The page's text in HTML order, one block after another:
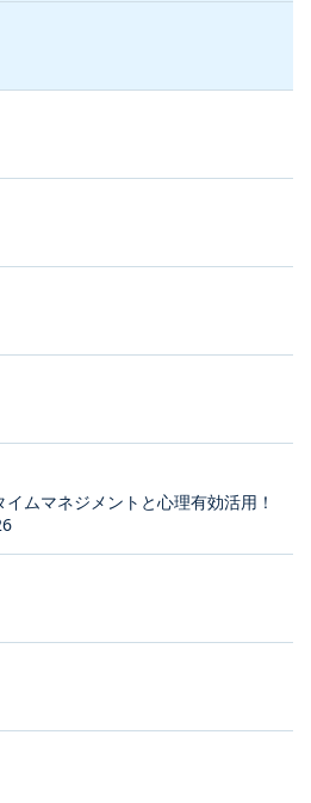
イムマネジメントと心理有効活用！